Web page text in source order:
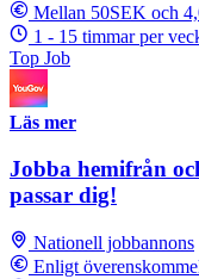
Mellan 50SEK och
1 - 15 timmar per
Top Job
Läs mer
Jobba hemifrån
passar dig!
Nationell jobbannons
Enligt